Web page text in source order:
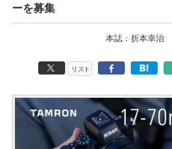
ーを募集
本誌：折本幸治
リスト